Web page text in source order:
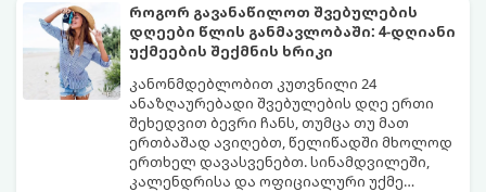
როგორ გავანაწილოთ შვებულების
დღეები წლის განმავლობაში: 4-დღიანი
უქმეების შექმნის ხრიკი
კანონმდებლობით კუთვნილი 24
ანაზღაურებადი შვებულების დღე ერთი
შეხედვით ბევრი ჩანს, თუმცა თუ მათ
ერთბაშად ავიღებთ, წელიწადში მხოლოდ
ერთხელ დავასვენებთ. სინამდვილეში,
კალენდრისა და ოფიციალური უქმე